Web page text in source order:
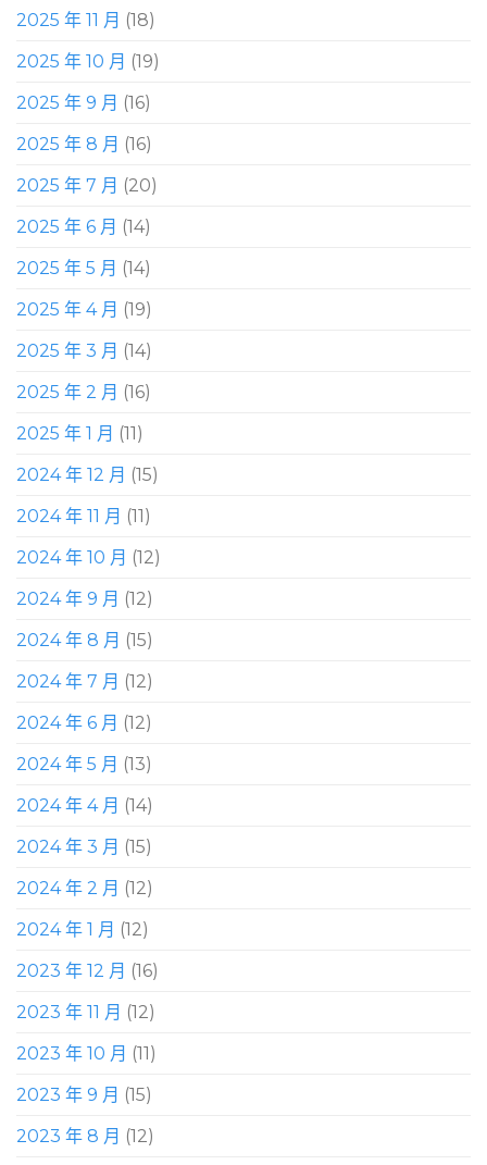
2025 年 11 月 (18)
2025 年 10 月 (19)
2025 年 9 月 (16)
2025 年 8 月 (16)
2025 年 7 月 (20)
2025 年 6 月 (14)
2025 年 5 月 (14)
2025 年 4 月 (19)
2025 年 3 月 (14)
2025 年 2 月 (16)
2025 年 1 月 (11)
2024 年 12 月 (15)
2024 年 11 月 (11)
2024 年 10 月 (12)
2024 年 9 月 (12)
2024 年 8 月 (15)
2024 年 7 月 (12)
2024 年 6 月 (12)
2024 年 5 月 (13)
2024 年 4 月 (14)
2024 年 3 月 (15)
2024 年 2 月 (12)
2024 年 1 月 (12)
2023 年 12 月 (16)
2023 年 11 月 (12)
2023 年 10 月 (11)
2023 年 9 月 (15)
2023 年 8 月 (12)